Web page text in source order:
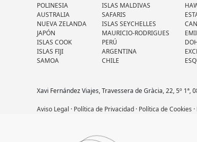
POLINESIA
AUSTRALIA
NUEVA ZELANDA
JAPÓN
ISLAS COOK
ISLAS FIJI
SAMOA
ISLAS MALDIVAS
SAFARIS
ISLAS SEYCHELLES
MAURICIO-RODRIGUES
PERÚ
ARGENTINA
CHILE
Xavi Fernández Viajes, Travessera de Gràcia, 22, 5º 1ª,
Aviso Legal · Política de Privacidad · Política de Cookies ·